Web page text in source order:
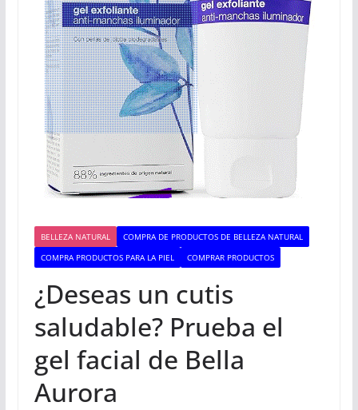
BELLEZA NATURAL
COMPRA DE PRODUCTOS DE BELLEZA NATURAL
COMPRA PRODUCTOS PARA LA PIEL
COMPRAR PRODUCTOS
¿Deseas un cutis
saludable? Prueba el
gel facial de Bella
Aurora